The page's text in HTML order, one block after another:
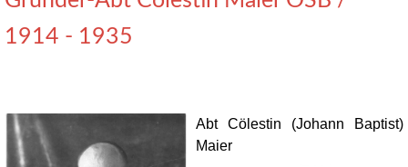
1914 - 1935
Abt Cölestin (Johann Baptist)
Maier